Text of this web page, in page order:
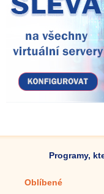
Programy,
Oblíbené